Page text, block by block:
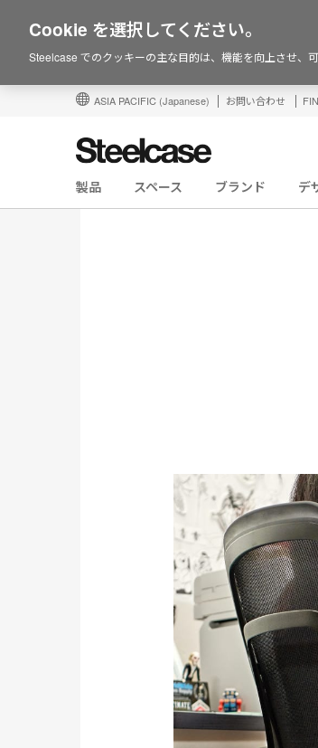
ASIA PACIFIC (Japanese) お問い合わせ
製品 スペース ブランド デ
Cookie を選択してください。
Steelcase でのクッキーの主な目的は、機能を向上させ、